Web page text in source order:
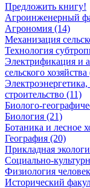
Предложить книгу!
Агроинженерный
Агрономия (14)
Механизация
Технология
Электрификация и
сельского
строительство (11)
Биолого-
Биология (21)
Ботаника и лесное
География (20)
Прикладная
Социально-
Физиология
Исторический